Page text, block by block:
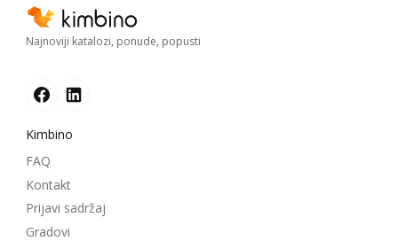
Najnoviji katalozi, ponude, popusti
Kimbino
FAQ
Kontakt
Prijavi sadržaj
Gradovi